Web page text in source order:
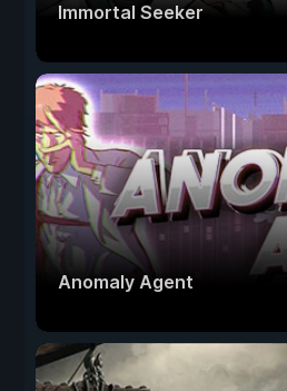
Immortal Seeker
Anomaly Agent